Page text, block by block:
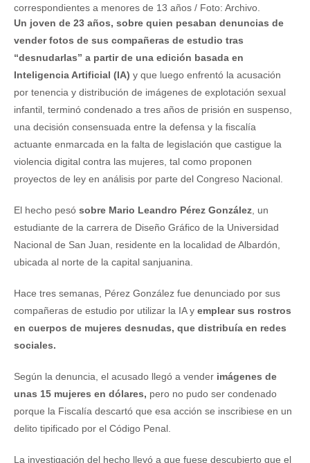
correspondientes a menores de 13 años / Foto: Archivo.
Un joven de 23 años, sobre quien pesaban denuncias de
vender fotos de sus compañeras de estudio tras
“desnudarlas” a partir de una edición basada en
Inteligencia Artificial (IA) y que luego enfrentó la acusación
por tenencia y distribución de imágenes de explotación sexual
infantil, terminó condenado a tres años de prisión en suspenso,
una decisión consensuada entre la defensa y la fiscalía
actuante enmarcada en la falta de legislación que castigue la
violencia digital contra las mujeres, tal como proponen
proyectos de ley en análisis por parte del Congreso Nacional.
El hecho pesó sobre Mario Leandro Pérez González , un
estudiante de la carrera de Diseño Gráfico de la Universidad
Nacional de San Juan, residente en la localidad de Albardón,
ubicada al norte de la capital sanjuanina.
Hace tres semanas, Pérez González fue denunciado por sus
compañeras de estudio por utilizar la IA y emplear sus rostros
en cuerpos de mujeres desnudas, que distribuía en redes
sociales.
Según la denuncia, el acusado llegó a vender imágenes de
unas 15 mujeres en dólares, pero no pudo ser condenado
porque la Fiscalía descartó que esa acción se inscribiese en un
delito tipificado por el Código Penal.
La investigación del hecho llevó a que fuese descubierto que el